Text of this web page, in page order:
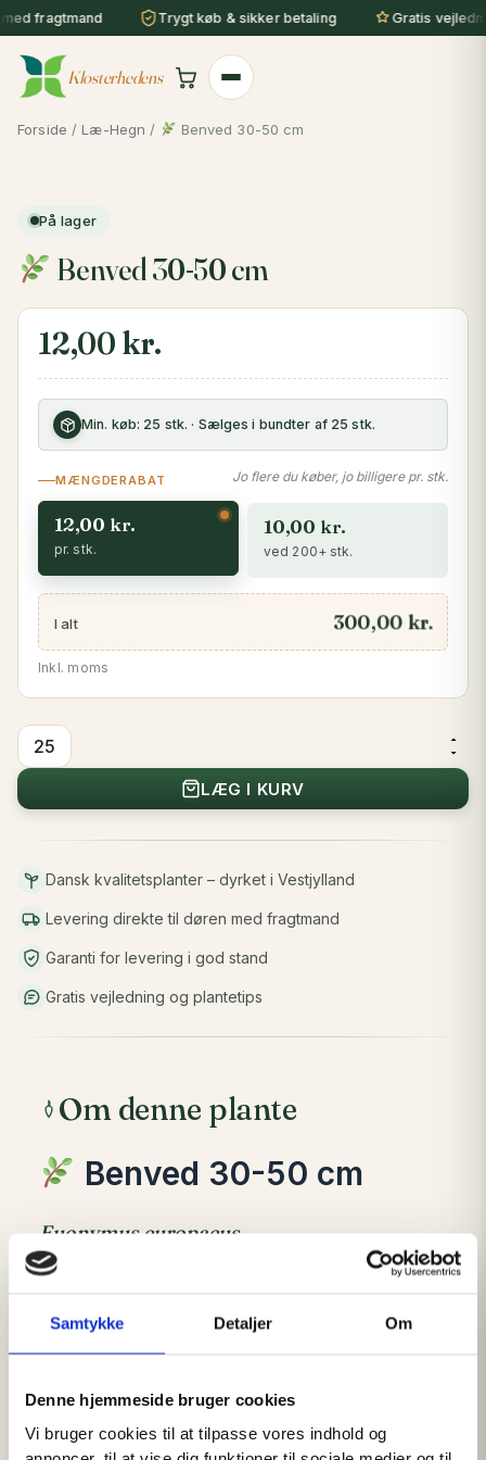
Samtykke Detaljer Om
Denne hjemmeside bruger cookies
Vi bruger cookies til at tilpasse vores indhold og
Gå
til
indholdet
fragtmand Trygt køb & sikker betaling Gratis
Klosterhedens
Forside / Læ-Hegn / Benved 30-50 cm
På lager
Benved 30-50 cm
12,00 kr.
Min. køb: 25 stk. · Sælges i bundter af 25 stk.
MÆNGDERABAT Jo flere du køber, jo billigere pr. stk.
12,00 kr.
pr. stk.
10,00 kr.
ved 200+ stk.
I alt 300,00 kr.
Inkl. moms
Benved
30-
50
LÆG I KURV
Dansk kvalitetsplanter – dyrket i Vestjylland
Levering direkte til døren med fragtmand
Garanti for levering i god stand
Gratis vejledning og plantetips
Om denne plante
Benved 30-50 cm
Euonymus europaeus
Hjemmehørende busk med spektakulære
er især kendt for sine helt unikke rosa frugter
med orange frø, som lyser op i landskabet om